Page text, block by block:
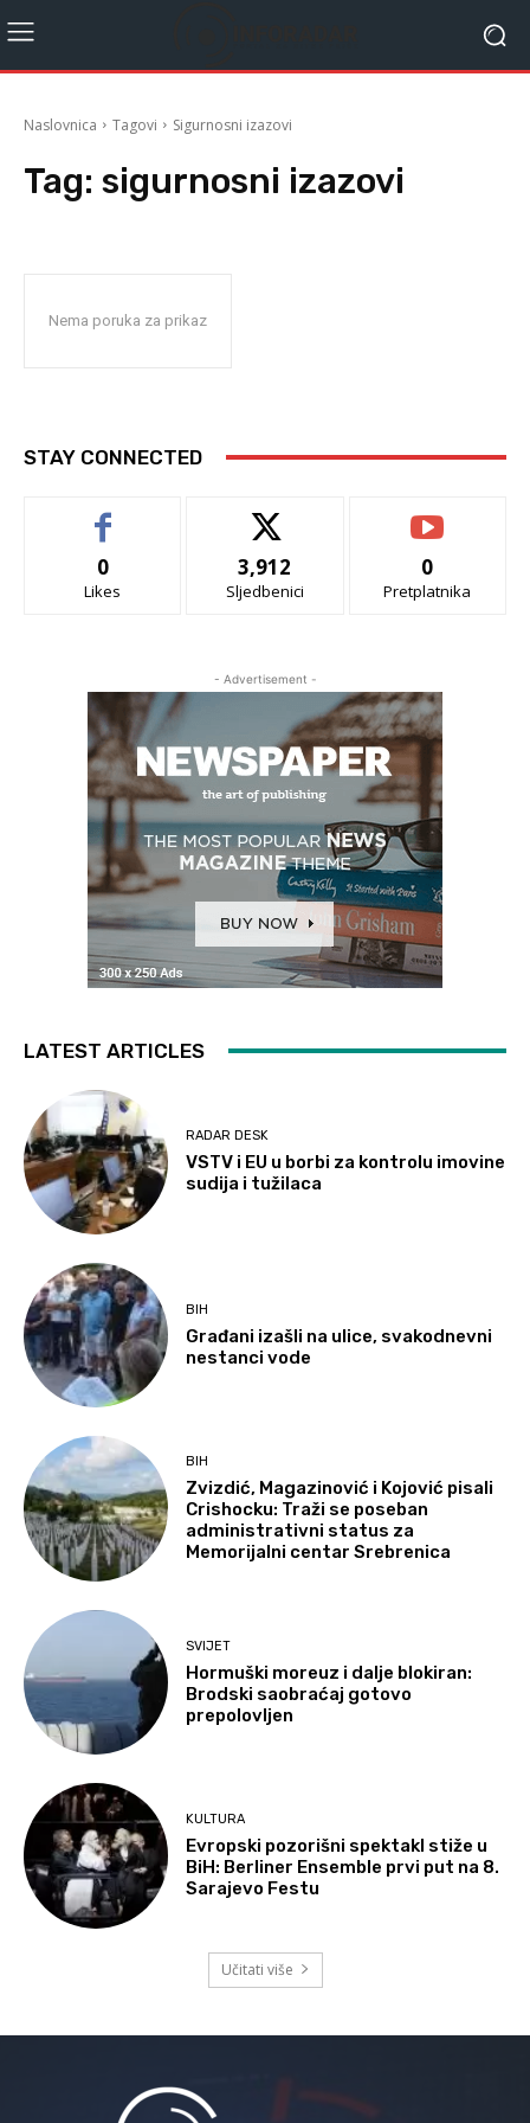
Naslovnica Tagovi Sigurnosni izazovi
Tag: sigurnosni izazovi
Nema poruka za prikaz
STAY CONNECTED
0
Likes
3,912
Sljedbenici
0
Pretplatnika
- Advertisement -
LATEST ARTICLES
RADAR DESK
VSTV i EU u borbi za kontrolu imovine
sudija i tužilaca
BIH
Građani izašli na ulice, svakodnevni
nestanci vode
BIH
Zvizdić, Magazinović i Kojović pisali
Crishocku: Traži se poseban
administrativni status za
Memorijalni centar Srebrenica
SVIJET
Hormuški moreuz i dalje blokiran:
Brodski saobraćaj gotovo
prepolovljen
KULTURA
Evropski pozorišni spektakl stiže u
BiH: Berliner Ensemble prvi put na 8.
Sarajevo Festu
Učitati više